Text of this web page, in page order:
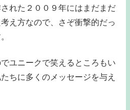
れた２００９年にはまだまだ
え方なので、さぞ衝撃的だっ
ユニークで笑えるところもい
ちに多くのメッセージを与え